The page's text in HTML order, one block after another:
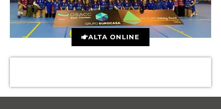
ALTA ONLINE